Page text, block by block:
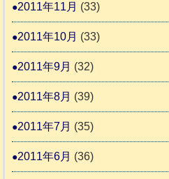
2011年11月 (33)
2011年10月 (33)
2011年9月 (32)
2011年8月 (39)
2011年7月 (35)
2011年6月 (36)